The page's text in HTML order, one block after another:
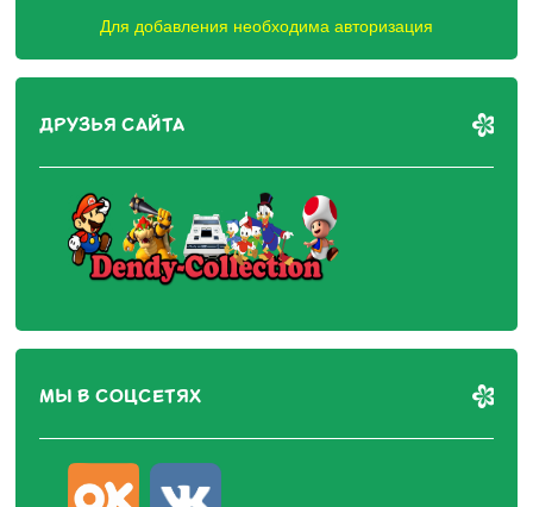
Для добавления необходима авторизация
ДРУЗЬЯ САЙТА
МЫ В СОЦСЕТЯХ